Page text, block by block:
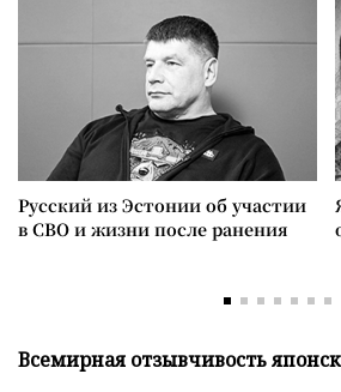
Русский из Эстонии об участии
в СВО и жизни после ранения
Всемирная отзывчивость